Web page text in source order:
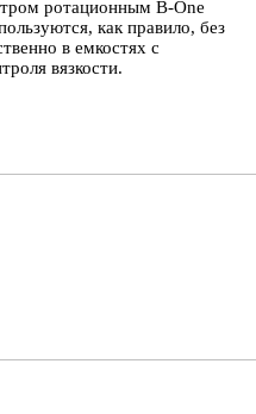
ротационным B-One
как правило, без
в емкостях с
вязкости.